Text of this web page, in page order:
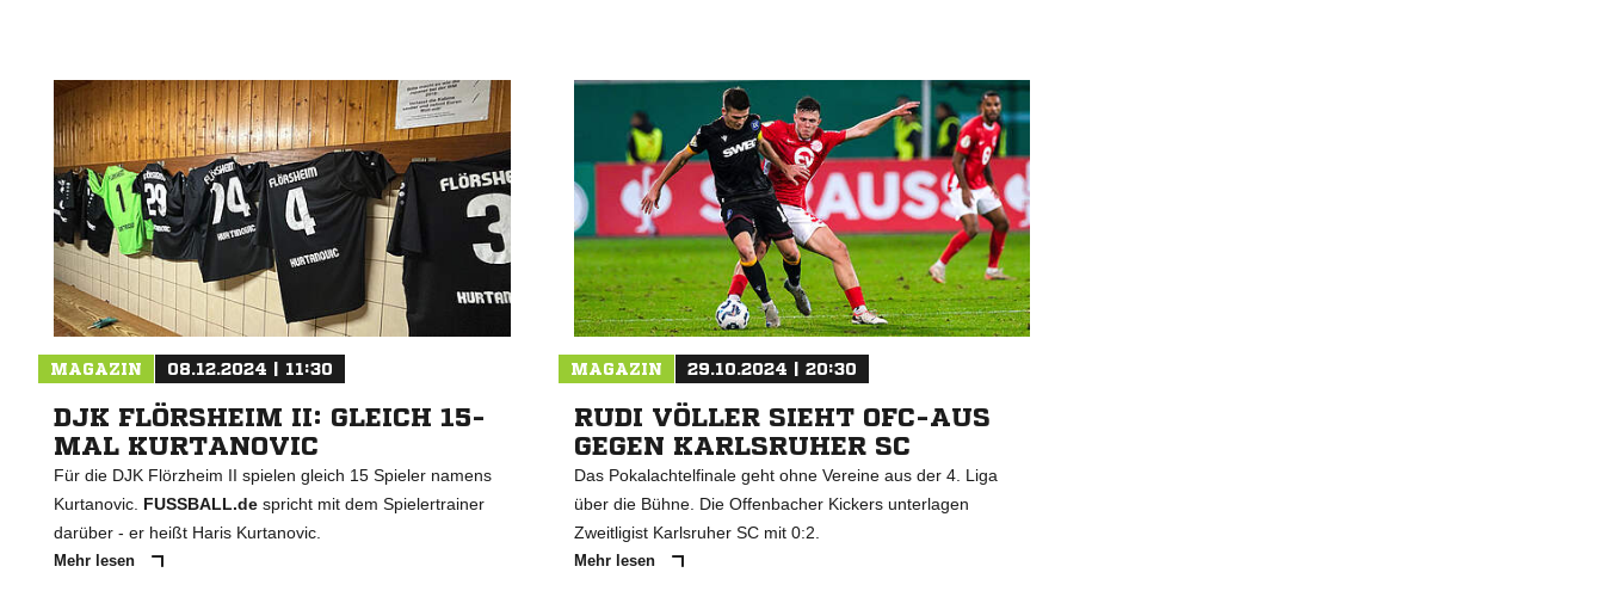
MAGAZIN 08.12.2024 | 11:30
DJK FLÖRSHEIM II: GLEICH 15-
MAL KURTANOVIC
Für die DJK Flörzheim II spielen gleich 15 Spieler namens
Kurtanovic. FUSSBALL.de spricht mit dem Spielertrainer
darüber - er heißt Haris Kurtanovic.
Mehr lesen
MAGAZIN 29.10.2024 | 20:30
RUDI VÖLLER SIEHT OFC-AUS
GEGEN KARLSRUHER SC
Das Pokalachtelfinale geht ohne Vereine aus der 4. Liga
über die Bühne. Die Offenbacher Kickers unterlagen
Zweitligist Karlsruher SC mit 0:2.
Mehr lesen